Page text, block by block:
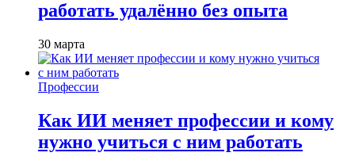
работать удалённо без опыта
30 марта
Профессии
Как ИИ меняет профессии и кому
нужно учиться с ним работать